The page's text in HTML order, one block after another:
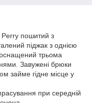
Perry пошитий з
піджак з однією
оснащений трьома
Завужені брюки
займе гідне місце у
при середній